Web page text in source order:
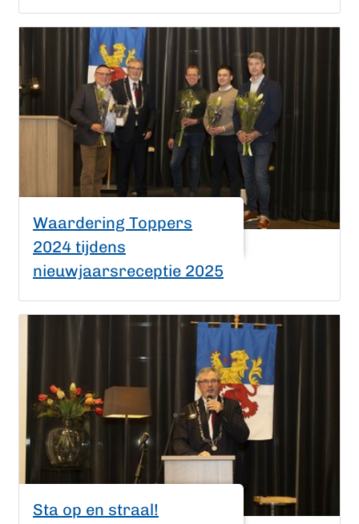
Waardering Toppers
2024 tijdens
nieuwjaarsreceptie 2025
Sta op en straal!